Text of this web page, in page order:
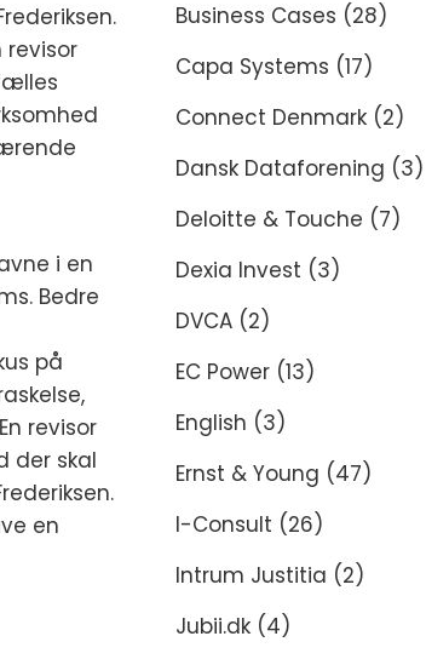
i en
Bedre
på
revisor
der skal
en
Business Cases (28)
Capa Systems (17)
Connect Denmark (2)
Dansk Dataforening (3)
Deloitte & Touche (7)
Dexia Invest (3)
DVCA (2)
EC Power (13)
English (3)
Ernst & Young (47)
I-Consult (26)
Intrum Justitia (2)
Jubii.dk (4)